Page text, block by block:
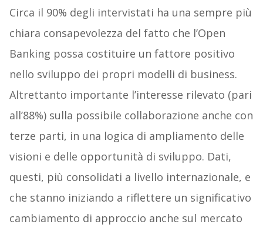
Circa il 90% degli intervistati ha una sempre più
chiara consapevolezza del fatto che l’Open
Banking possa costituire un fattore positivo
nello sviluppo dei propri modelli di business.
Altrettanto importante l’interesse rilevato (pari
all’88%) sulla possibile collaborazione anche con
terze parti, in una logica di ampliamento delle
visioni e delle opportunità di sviluppo. Dati,
questi, più consolidati a livello internazionale, e
che stanno iniziando a riflettere un significativo
cambiamento di approccio anche sul mercato